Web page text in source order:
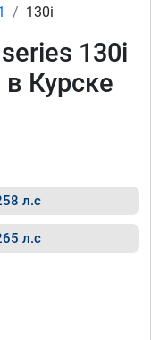
130i
130i
в Курске
л.с
л.с